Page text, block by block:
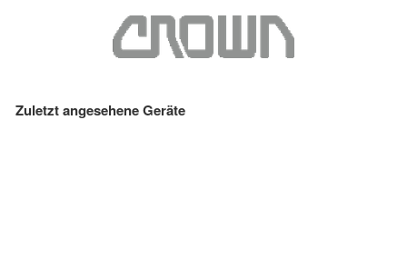
Zuletzt angesehene Geräte